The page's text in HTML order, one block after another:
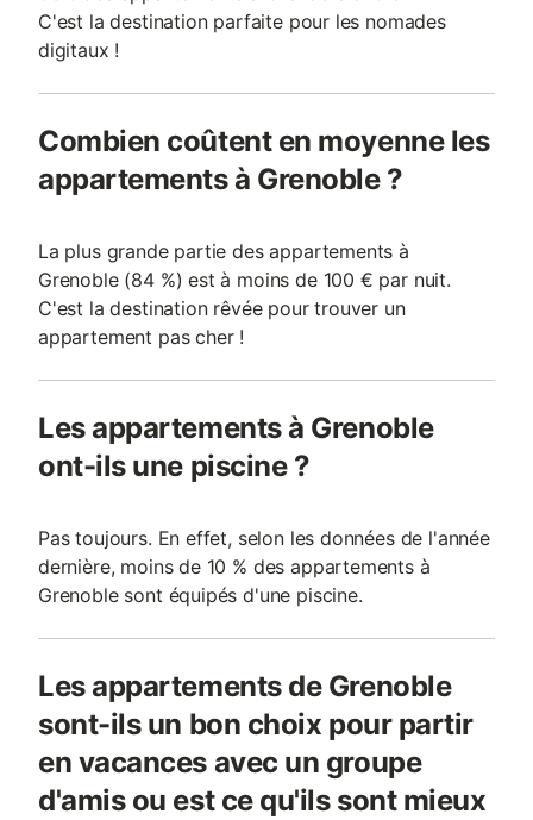
C'est la destination parfaite pour les nomades
digitaux !
Combien coûtent en moyenne les
appartements à Grenoble ?
La plus grande partie des appartements à
Grenoble (84 %) est à moins de 100 € par nuit.
C'est la destination rêvée pour trouver un
appartement pas cher !
Les appartements à Grenoble
ont-ils une piscine ?
Pas toujours. En effet, selon les données de l'année
dernière, moins de 10 % des appartements à
Grenoble sont équipés d'une piscine.
Les appartements de Grenoble
sont-ils un bon choix pour partir
en vacances avec un groupe
d'amis ou est ce qu'ils sont mieux